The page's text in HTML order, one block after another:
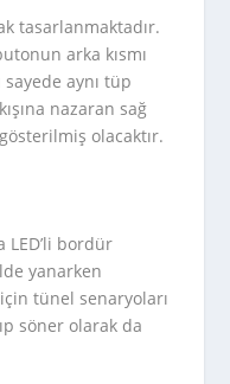
tasarlanmaktadır.
arka kısmı
aynı tüp
nazaran sağ
olacaktır.
bordür
yanarken
tünel senaryoları
söner olarak da